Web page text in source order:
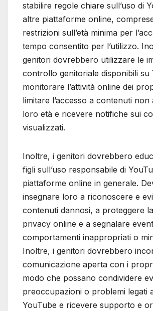
stabilire regole chiare sull’uso di
altre piattaforme online,
restrizioni sull’età minima per
tempo consentito per l’utilizzo.
genitori dovrebbero utilizzare le
controllo genitoriale disponibili su
monitorare l’attività online dei
limitare l’accesso a contenuti non
loro età e ricevere notifiche sui
visualizzati.
Inoltre, i genitori dovrebbero
figli sull’uso responsabile di
piattaforme online in generale.
insegnare loro a riconoscere e
contenuti dannosi, a proteggere
privacy online e a segnalare
comportamenti inappropriati o
Inoltre, i genitori dovrebbero
comunicazione aperta con i
modo che possano condividere
preoccupazioni o problemi legati
YouTube e ricevere supporto e